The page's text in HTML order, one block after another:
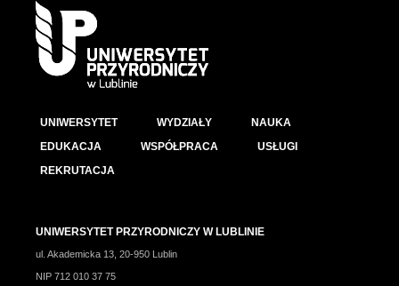
UNIWERSYTET WYDZIAŁY
NAUKA
EDUKACJA
WSPÓŁPRACA
USŁUGI
REKRUTACJA
UNIWERSYTET PRZYRODNICZY W LUBLINIE
ul. Akademicka 13, 20-950 Lublin
NIP 712 010 37 75